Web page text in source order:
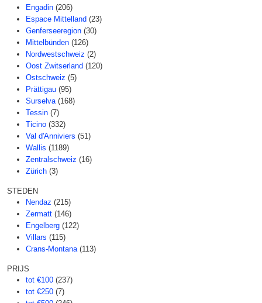
Engadin (206)
Espace Mittelland (23)
Genferseeregion (30)
Mittelbünden (126)
Nordwestschweiz (2)
Oost Zwitserland (120)
Ostschweiz (5)
Prättigau (95)
Surselva (168)
Tessin (7)
Ticino (332)
Val d'Anniviers (51)
Wallis (1189)
Zentralschweiz (16)
Zürich (3)
STEDEN
Nendaz (215)
Zermatt (146)
Engelberg (122)
Villars (115)
Crans-Montana (113)
PRIJS
tot €100 (237)
tot €250 (7)